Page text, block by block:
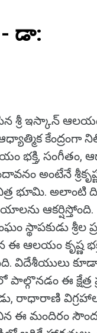
- డా:
శ్రీ ఇస్కాన్
కేంద్రంగా
భక్తి, సంగీతం,
అంటేనే
భూమి. అలాంటి
ఆకర్షిస్తోంది.
స్థాపకుడు శ్రీల
ఈ ఆలయం కృష్ణ
విదేశీయులు కూడా
ఈ క్షేత్ర
రాధారాణి
ఈ మందిరం